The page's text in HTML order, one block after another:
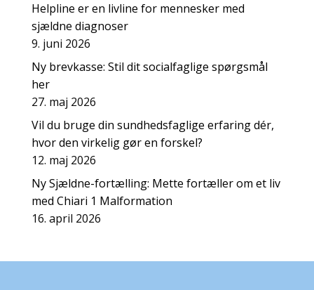
Helpline er en livline for mennesker med
sjældne diagnoser
9. juni 2026
Ny brevkasse: Stil dit socialfaglige spørgsmål
her
27. maj 2026
Vil du bruge din sundhedsfaglige erfaring dér,
hvor den virkelig gør en forskel?
12. maj 2026
Ny Sjældne-fortælling: Mette fortæller om et liv
med Chiari 1 Malformation
16. april 2026